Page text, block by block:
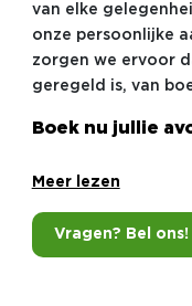
van elke
onze persoonlijke
zorgen we ervoor
geregeld is, van
Boek nu jullie
Meer lezen
Vragen? Bel ons!